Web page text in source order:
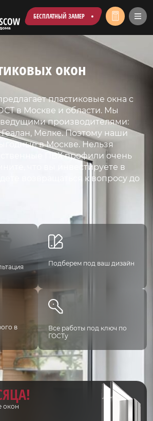
БЕСПЛАТНЫЙ ЗАМЕР
окон
пластиковые окна с
в Москве и области. Мы
производителями:
Геалан, Мелке. Поэтому наши
в Москве. Нельзя
ПВХ профили очень
что вы инвестируете в
возвращаться к вопросу до
Подберем под ваш дизайн
в
Все работы под ключ по
ГОСТу
окон